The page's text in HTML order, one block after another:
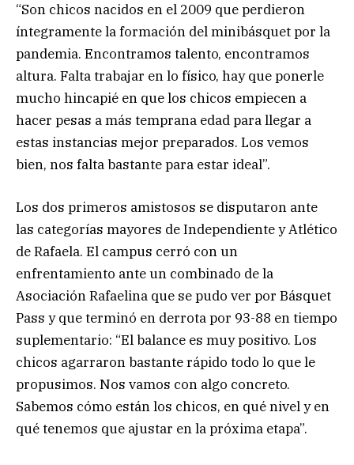
“Son chicos nacidos en el 2009 que perdieron
íntegramente la formación del minibásquet por la
pandemia. Encontramos talento, encontramos
altura. Falta trabajar en lo físico, hay que ponerle
mucho hincapié en que los chicos empiecen a
hacer pesas a más temprana edad para llegar a
estas instancias mejor preparados. Los vemos
bien, nos falta bastante para estar ideal”.
Los dos primeros amistosos se disputaron ante
las categorías mayores de Independiente y Atlético
de Rafaela. El campus cerró con un
enfrentamiento ante un combinado de la
Asociación Rafaelina que se pudo ver por Básquet
Pass y que terminó en derrota por 93-88 en tiempo
suplementario: “El balance es muy positivo. Los
chicos agarraron bastante rápido todo lo que le
propusimos. Nos vamos con algo concreto.
Sabemos cómo están los chicos, en qué nivel y en
qué tenemos que ajustar en la próxima etapa”.